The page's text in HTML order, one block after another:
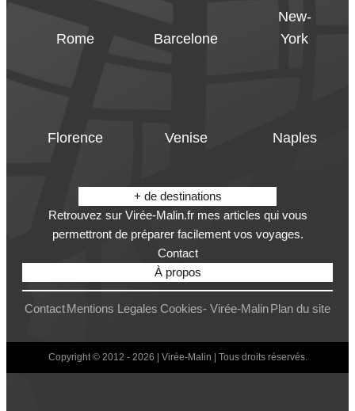
Rome Barcelone
New-
York
Florence Venise Naples
+ de destinations
Retrouvez sur Virée-Malin.fr mes articles qui vous
permettront de préparer facilement vos voyages.
Contact
À propos
Contact Mentions Legales Cookies- Virée-MalinPlan du site
Copyright © 2012 - 2026 | Virée-Malin | Tous droits réservés.